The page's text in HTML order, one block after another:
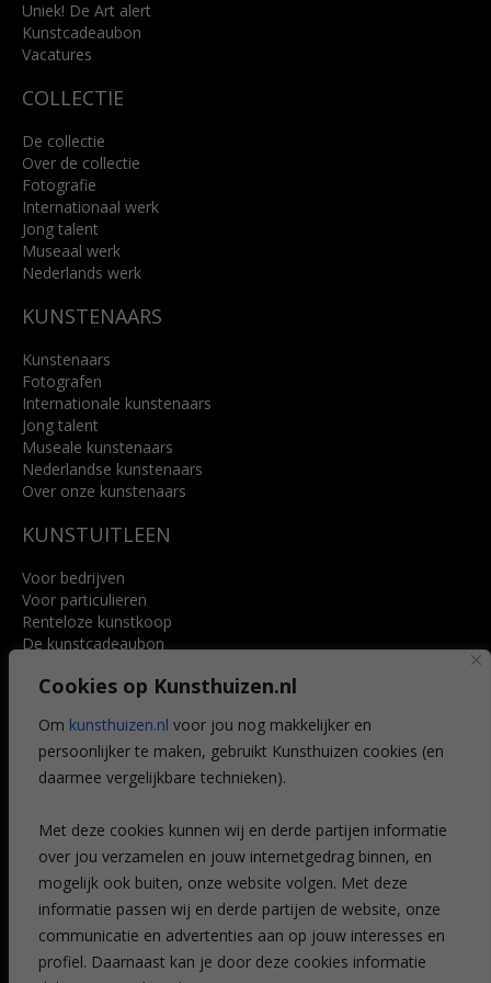
Cookies op Kunsthuizen.nl
Om kunsthuizen.nl voor jou nog makkelijker en
persoonlijker te maken, gebruikt Kunsthuizen cookies (en
daarmee vergelijkbare technieken).
Met deze cookies kunnen wij en derde partijen informatie
over jou verzamelen en jouw internetgedrag binnen, en
mogelijk ook buiten, onze website volgen. Met deze
informatie passen wij en derde partijen de website, onze
communicatie en advertenties aan op jouw interesses en
profiel. Daarnaast kan je door deze cookies informatie
Lees meer
Uniek! De Art alert
Kunstcadeaubon
Vacatures
COLLECTIE
De collectie
Over de collectie
Fotografie
Internationaal werk
Jong talent
Museaal werk
Nederlands werk
KUNSTENAARS
Kunstenaars
Fotografen
Internationale kunstenaars
Jong talent
Museale kunstenaars
Nederlandse kunstenaars
Over onze kunstenaars
KUNSTUITLEEN
Voor bedrijven
Voor particulieren
Renteloze kunstkoop
De kunstcadeaubon
Voordelen
Veelgestelde vragen
CONTACT
Leiden
Amsterdam
Breda
Favorieten
Mijn art alert